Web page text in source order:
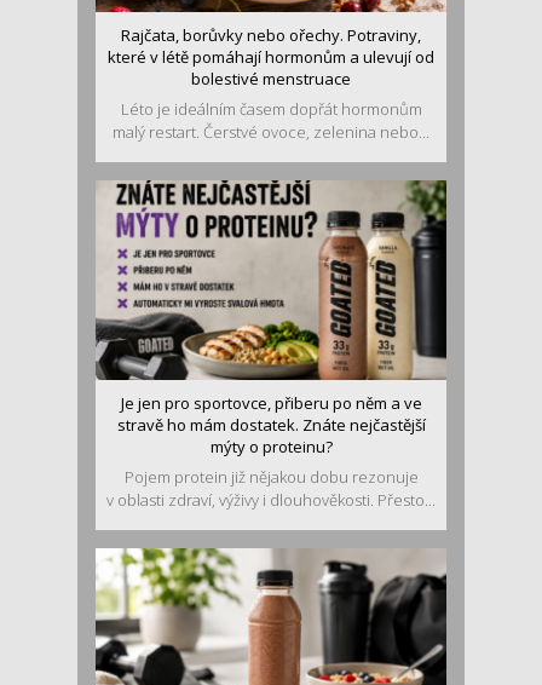
Rajčata, borůvky nebo ořechy. Potraviny,
které v létě pomáhají hormonům a ulevují od
bolestivé menstruace
Léto je ideálním časem dopřát hormonům
malý restart. Čerstvé ovoce, zelenina nebo...
Je jen pro sportovce, přiberu po něm a ve
stravě ho mám dostatek. Znáte nejčastější
mýty o proteinu?
Pojem protein již nějakou dobu rezonuje
v oblasti zdraví, výživy i dlouhověkosti. Přesto...